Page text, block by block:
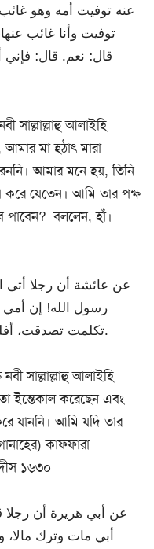
عنه توفيت أمه وهو
توفيت وأنا غائب
قال: نعم. قال:
সাল্লাল্লাহু আলাইহি
আমার মা হঠাৎ মারা
আমার মনে হয়, তিনি
যেতেন। আমি তার পক্ষ
পাবেন? বললেন, হাঁ।
عن عائشة أن رجلا أتى
رسول الله! إن أمي
تكلمت تصدقت، أفلها أجر، إن تصدقت عنها؟ قال: نعم.
সাল্লাল্লাহু আলাইহি
ইন্তেকাল করেছেন এবং
যাননি। আমি যদি তার
কাফফারা
১৬৩০
عن أبي هريرة أن رجلا
أبي مات وترك